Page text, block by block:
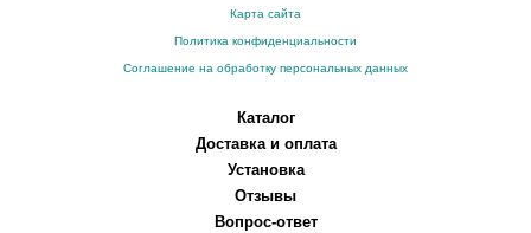
Карта сайта
Политика конфиденциальности
Соглашение на обработку персональных данных
Каталог
Доставка и оплата
Установка
Отзывы
Вопрос-ответ